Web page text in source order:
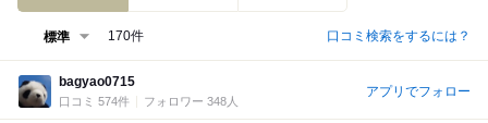
170件 口コミ検索をするには？
bagyao0715
口コミ 574件 フォロワー 348人
アプリでフォロー